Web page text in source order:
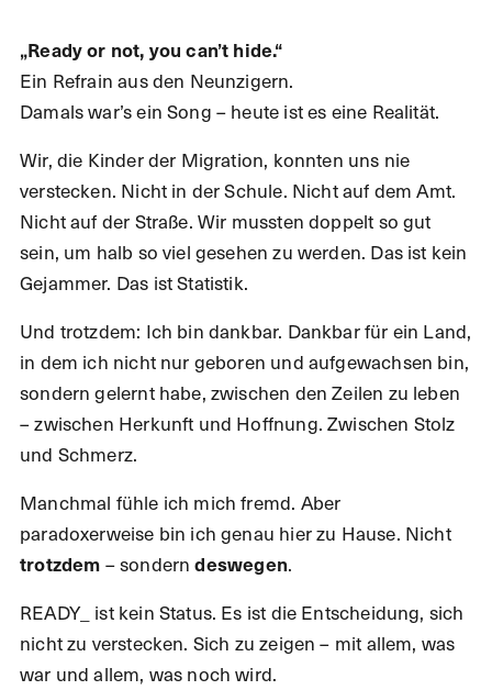
„Ready or not, you can’t hide.“
Ein Refrain aus den Neunzigern.
Damals war’s ein Song – heute ist es eine Realität.
Wir, die Kinder der Migration, konnten uns nie
verstecken. Nicht in der Schule. Nicht auf dem Amt.
Nicht auf der Straße. Wir mussten doppelt so gut
sein, um halb so viel gesehen zu werden. Das ist kein
Gejammer. Das ist Statistik.
Und trotzdem: Ich bin dankbar. Dankbar für ein Land,
in dem ich nicht nur geboren und aufgewachsen bin,
sondern gelernt habe, zwischen den Zeilen zu leben
– zwischen Herkunft und Hoffnung. Zwischen Stolz
und Schmerz.
Manchmal fühle ich mich fremd. Aber
paradoxerweise bin ich genau hier zu Hause. Nicht
trotzdem – sonderndeswegen.
READY_ ist kein Status. Es ist die Entscheidung, sich
nicht zu verstecken. Sich zu zeigen – mit allem, was
war und allem, was noch wird.